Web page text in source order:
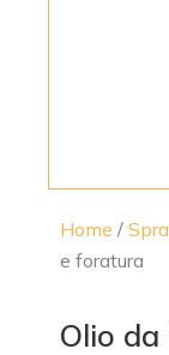
Home /
e foratura
Olio